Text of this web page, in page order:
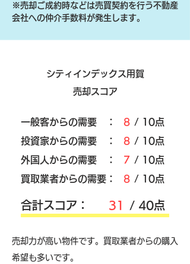
​※売却ご成約時などは売買契約を行う不動産
会社への仲介手数料が発生します。
シティインデックス用賀
売却スコア
​一般客からの需要 ： 8 / 10点
​投資家からの需要 ：
8 / 10点
外国人からの需要 ：
7 / 10点
買取業者からの需要：
8 / 10点
​合計スコア： 31 / 40点
売却力が高い物件です。買取業者からの購入
希望も多いです。